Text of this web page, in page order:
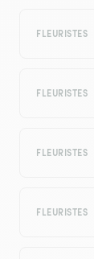
FLEURISTES
FLEURISTES
FLEURISTES
FLEURISTES